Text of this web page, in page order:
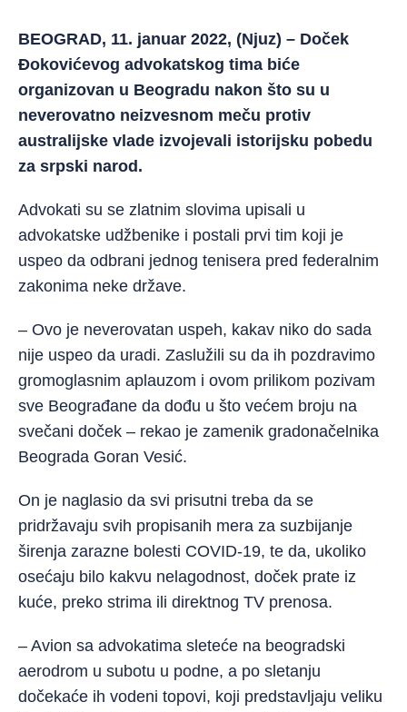
BEOGRAD, 11. januar 2022, (Njuz) – Doček
Đokovićevog advokatskog tima biće
organizovan u Beogradu nakon što su u
neverovatno neizvesnom meču protiv
australijske vlade izvojevali istorijsku pobedu
za srpski narod.
Advokati su se zlatnim slovima upisali u
advokatske udžbenike i postali prvi tim koji je
uspeo da odbrani jednog tenisera pred federalnim
zakonima neke države.
– Ovo je neverovatan uspeh, kakav niko do sada
nije uspeo da uradi. Zaslužili su da ih pozdravimo
gromoglasnim aplauzom i ovom prilikom pozivam
sve Beograđane da dođu u što većem broju na
svečani doček – rekao je zamenik gradonačelnika
Beograda Goran Vesić.
On je naglasio da svi prisutni treba da se
pridržavaju svih propisanih mera za suzbijanje
širenja zarazne bolesti COVID-19, te da, ukoliko
osećaju bilo kakvu nelagodnost, doček prate iz
kuće, preko strima ili direktnog TV prenosa.
– Avion sa advokatima sleteće na beogradski
aerodrom u subotu u podne, a po sletanju
dočekaće ih vodeni topovi, koji predstavljaju veliku